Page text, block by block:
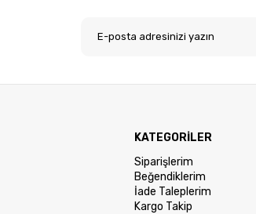
KATEGORİLER
Siparişlerim
Beğendiklerim
İade Taleplerim
Kargo Takip